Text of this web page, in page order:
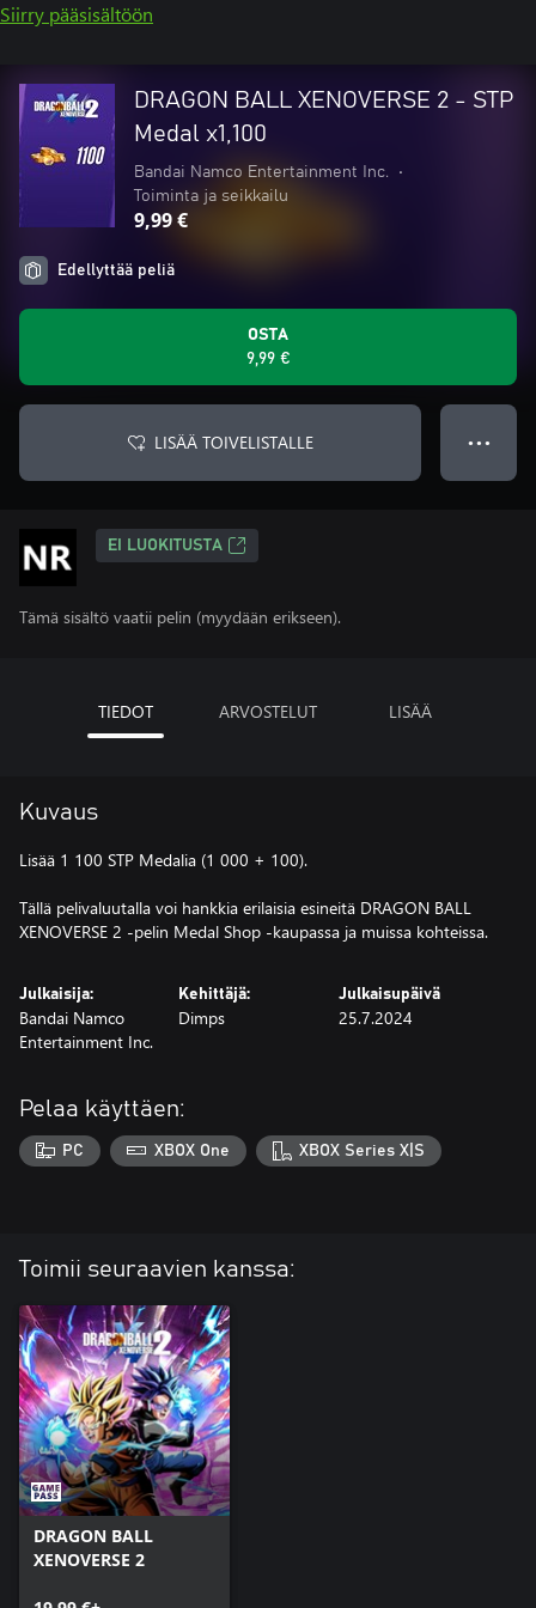
Siirry pääsisältöön
DRAGON BALL XENOVERSE 2 - STP
Medal x1,100
Bandai Namco Entertainment Inc.
•
Toiminta ja seikkailu
9,99 €
Edellyttää peliä
OSTA
9,99 €
LISÄÄ TOIVELISTALLE ● ● ●
EI LUOKITUSTA
Tämä sisältö vaatii pelin (myydään erikseen).
TIEDOT ARVOSTELUT LISÄÄ
Kuvaus
Lisää 1 100 STP Medalia (1 000 + 100).
Tällä pelivaluutalla voi hankkia erilaisia esineitä DRAGON BALL
XENOVERSE 2 -pelin Medal Shop -kaupassa ja muissa kohteissa.
Julkaisija:
Bandai Namco
Entertainment Inc.
Kehittäjä:
Dimps
Julkaisupäivä
25.7.2024
Pelaa käyttäen:
PC XBOX One XBOX Series X|S
Toimii seuraavien kanssa:
DRAGON BALL
XENOVERSE 2